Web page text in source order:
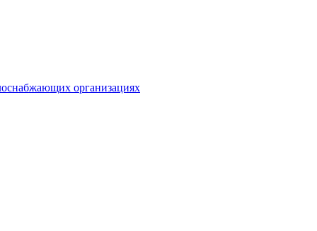
организациях